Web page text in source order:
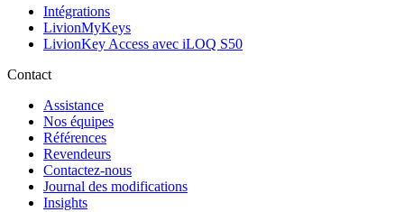
Intégrations
LivionMyKeys
LivionKey Access avec iLOQ S50
Contact
Assistance
Nos équipes
Références
Revendeurs
Contactez-nous
Journal des modifications
Insights